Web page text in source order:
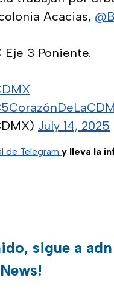
Acacias,
3 Poniente.
July 14, 2025
de Telegram y lleva la
sigue a